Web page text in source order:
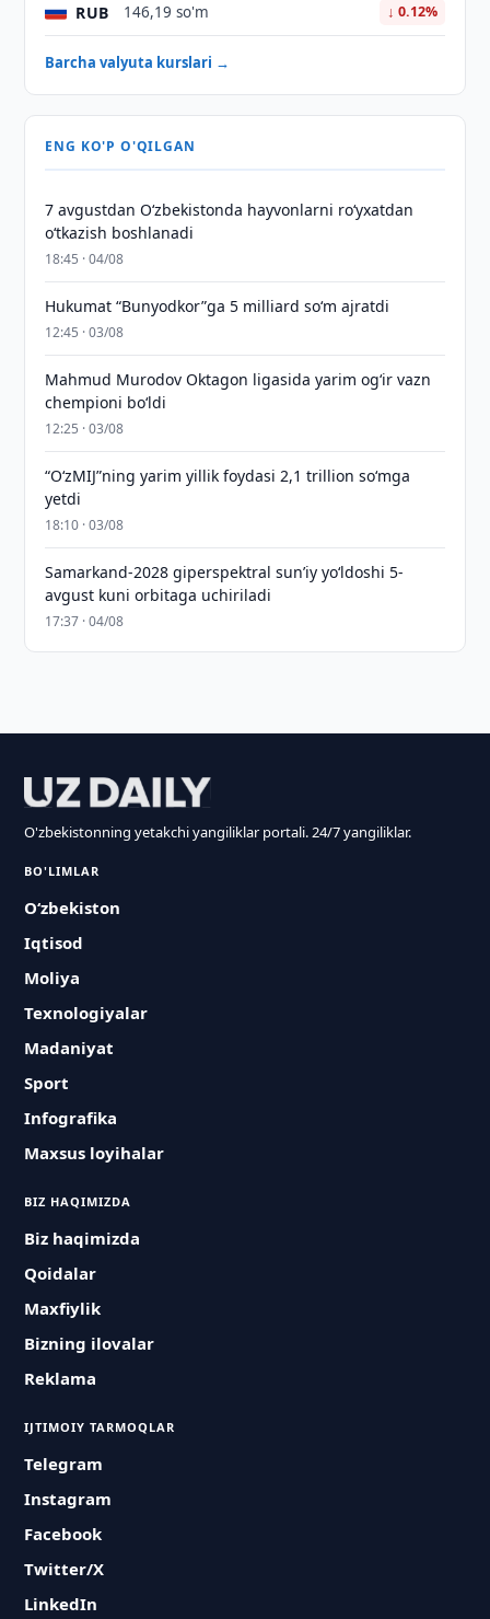
RUB 146,19 so'm ↓ 0.12%
Barcha valyuta kurslari →
ENG KO'P O'QILGAN
7 avgustdan O‘zbekistonda hayvonlarni ro‘yxatdan
o‘tkazish boshlanadi
18:45 · 04/08
Hukumat “Bunyodkor”ga 5 milliard so‘m ajratdi
12:45 · 03/08
Mahmud Murodov Oktagon ligasida yarim og‘ir vazn
chempioni bo‘ldi
12:25 · 03/08
“O‘zMIJ”ning yarim yillik foydasi 2,1 trillion so‘mga
yetdi
18:10 · 03/08
Samarkand-2028 giperspektral sun’iy yo‘ldoshi 5-
avgust kuni orbitaga uchiriladi
17:37 · 04/08
O'zbekistonning yetakchi yangiliklar portali. 24/7 yangiliklar.
BO'LIMLAR
O‘zbekiston
Iqtisod
Moliya
Texnologiyalar
Madaniyat
Sport
Infografika
Maxsus loyihalar
BIZ HAQIMIZDA
Biz haqimizda
Qoidalar
Maxfiylik
Bizning ilovalar
Reklama
IJTIMOIY TARMOQLAR
Telegram
Instagram
Facebook
Twitter/X
LinkedIn